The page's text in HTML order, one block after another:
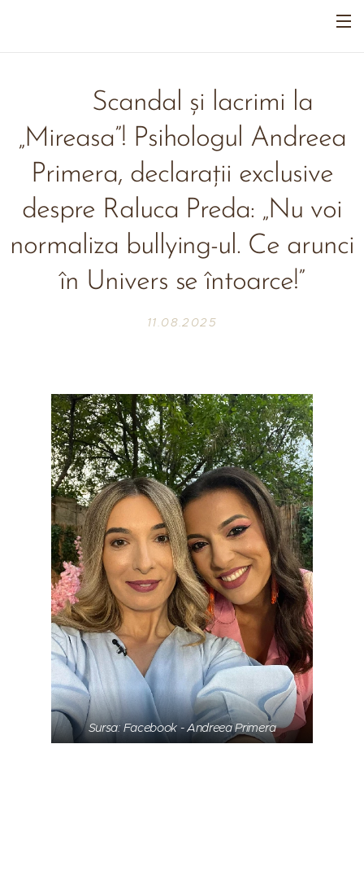
🔥 Scandal și lacrimi la
„Mireasa”! Psihologul Andreea
Primera, declarații exclusive
despre Raluca Preda: „Nu voi
normaliza bullying-ul. Ce arunci
în Univers se întoarce!”
11.08.2025
Sursa: Facebook - Andreea Primera